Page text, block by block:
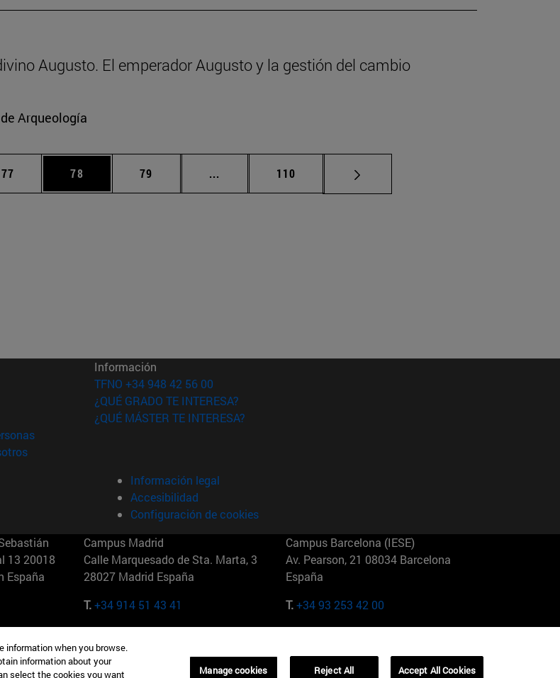
Augusto. El emperador Augusto y la gestión del cambio
Arqueología
Use TAB para desplazarse.
Página
77 Página
78 Página
79 ... Páginas intermedias Use TAB para desplazarse.
Página
110
en nueva ventana)
nueva ventana)
(abre en nueva ventana)
(abre en nueva ventana)
(abre en nueva ventana)
Información
TFNO +34 948 42 56 00
¿QUÉ GRADO TE INTERESA?
¿QUÉ MÁSTER TE INTERESA?
Información legal
Accesibilidad
Configuración de cookies
13 20018
España
Campus Madrid
Calle Marquesado de Sta. Marta, 3
28027 Madrid España
T.+34 914 51 43 41
Campus Barcelona (IESE)
Av. Pearson, 21 08034 Barcelona
España
T.+34 93 253 42 00
Nueva York Maria-Theresia-Straße 15 81675
Múnich Alemania
01321001 Bela Vista Brasil
information when you browse.
information about your
select the cookies you want
Manage cookies Reject All Accept All Cookies